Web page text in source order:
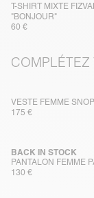
T-SHIRT MIXTE
"BONJOUR"
60 €
VESTE FEMME
175 €
PANTALON FEMME
BACK IN STOCK
130 €